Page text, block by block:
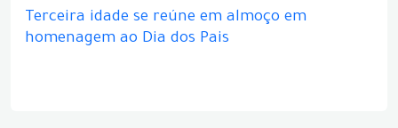
Terceira idade se reúne em almoço em
homenagem ao Dia dos Pais